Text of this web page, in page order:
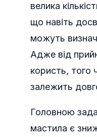
велика
що навіть
можуть
Адже від
користь, того
залежить
Головною
мастила є